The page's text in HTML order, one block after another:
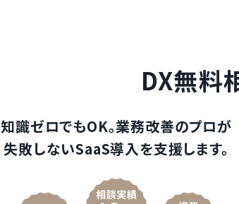
DX無料
知識ゼロでもOK。業務改善のプロが
失敗しないSaaS導入を支援します。